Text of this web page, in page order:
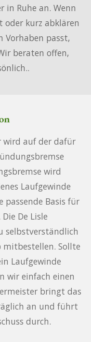
in Ruhe an. Wenn
oder kurz abklären
Vorhaben passt,
beraten offen,
wird auf der dafür
wird
Laufgewinde
Basis für
De Lisle
selbstverständlich
Sollte
Laufgewinde
wir einfach einen
bringt das
an und führt
durch.